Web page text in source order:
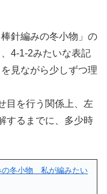
針編みの冬小物」の
4-1-2みたいな表記
見ながら少しずつ理
目を行う関係上、左
するまでに、多少時
の冬小物 私が編みたい